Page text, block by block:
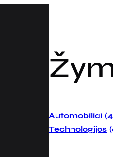
Automobiliai
Technologijos